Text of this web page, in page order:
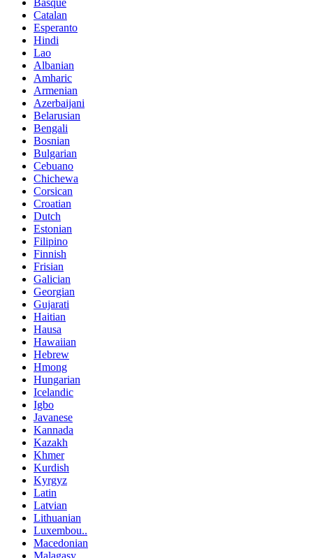
Catalan
Esperanto
Hindi
Lao
Albanian
Amharic
Armenian
Azerbaijani
Belarusian
Bengali
Bosnian
Bulgarian
Cebuano
Chichewa
Corsican
Croatian
Dutch
Estonian
Filipino
Finnish
Frisian
Galician
Georgian
Gujarati
Haitian
Hausa
Hawaiian
Hebrew
Hmong
Hungarian
Icelandic
Igbo
Javanese
Kannada
Kazakh
Khmer
Kurdish
Kyrgyz
Latin
Latvian
Lithuanian
Luxembou..
Macedonian
Malagasy